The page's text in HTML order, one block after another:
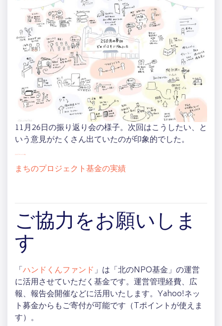
11月26日の振り返り会の様子。次回はこうしたい、と
いう意見がたくさん出ていたのが印象的でした。
まちのプロジェクト基金
まちのプロジェクト基金の実績
ご協力をお願いしま
す
「ハンドくんファンド」は「北のNPO基金」の運営
に活用させていただく基金です。運営管理経費、広
報、報告会開催などに活用いたします。Yahoo!ネッ
ト募金からもご寄付が可能です（Tポイントが使えま
す）。